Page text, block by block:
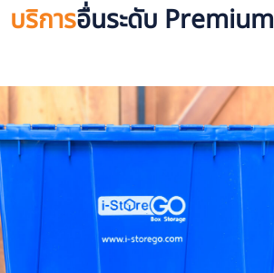
บริการอื่นระดับ Premium